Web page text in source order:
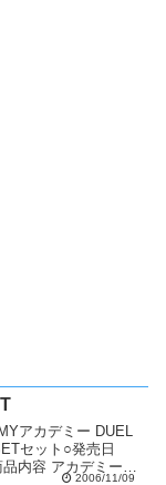
アカデミー DUEL
セット○発売日
内容 アカデミーデ
2006/11/09